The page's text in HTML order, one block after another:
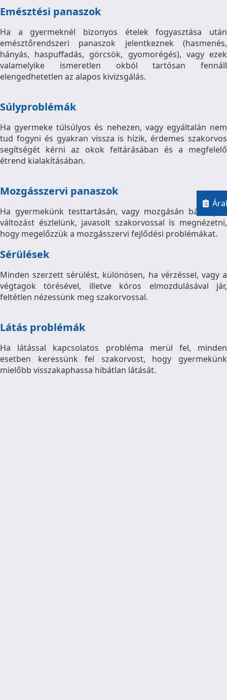
Emésztési panaszok
Ha a gyermeknél bizonyos ételek fogyasztása után
emésztőrendszeri panaszok jelentkeznek (hasmenés,
hányás, haspuffadás, görcsök, gyomorégés), vagy ezek
valamelyike ismeretlen okból tartósan fennáll
elengedhetetlen az alapos kivizsgálás.
Súlyproblémák
Ha gyermeke túlsúlyos és nehezen, vagy egyáltalán nem
tud fogyni és gyakran vissza is hízik, érdemes szakorvos
segítségét kérni az okok feltárásában és a megfelelő
étrend kialakításában.
Mozgásszervi panaszok
Ha gyermekünk testtartásán, vagy mozgásán bármilyen
változást észlelünk, javasolt szakorvossal is megnézetni,
hogy megelőzzük a mozgásszervi fejlődési problémákat.
Sérülések
Minden szerzett sérülést, különösen, ha vérzéssel, vagy a
végtagok törésével, illetve kóros elmozdulásával jár,
feltétlen nézessünk meg szakorvossal.
Látás problémák
Ha látással kapcsolatos probléma merül fel, minden
esetben keressünk fel szakorvost, hogy gyermekünk
mielőbb visszakaphassa hibátlan látását.